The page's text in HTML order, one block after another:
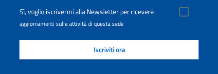
Sì, voglio iscrivermi alla Newsletter per ricevere
aggiornamenti sulle attività di questa sede